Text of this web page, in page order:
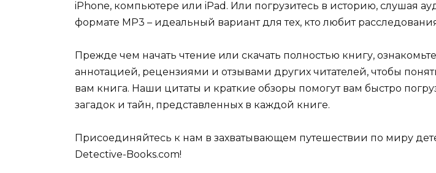
iPhone, компьютере или iPad. Или погрузитесь в историю, слушая
формате MP3 – идеальный вариант для тех, кто любит
Прежде чем начать чтение или скачать полностью книгу,
аннотацией, рецензиями и отзывами других читателей, чтобы
вам книга. Наши цитаты и краткие обзоры помогут вам быстро
загадок и тайн, представленных в каждой книге.
Присоединяйтесь к нам в захватывающем путешествии по миру
Detective-Books.com!